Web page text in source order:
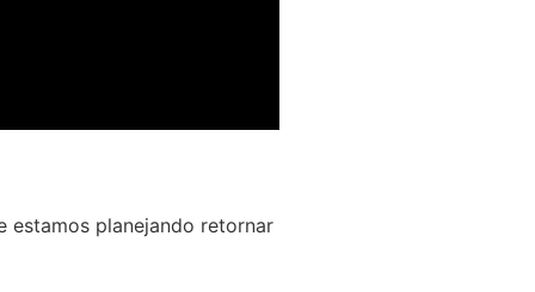
estamos planejando retornar